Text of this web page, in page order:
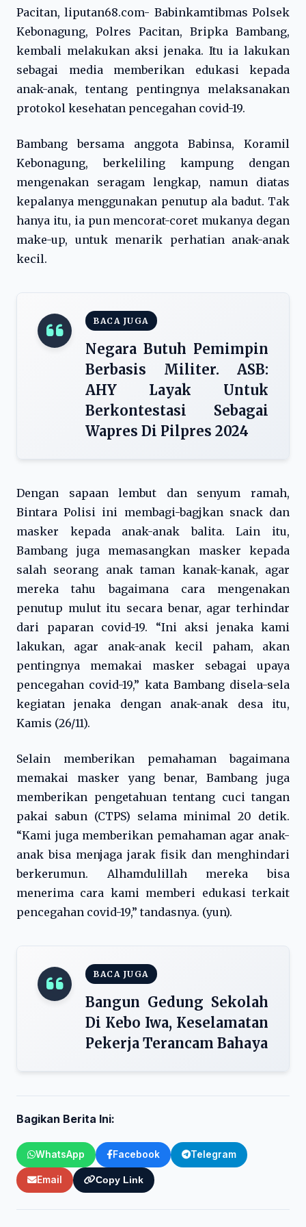
Pacitan, liputan68.com- Babinkamtibmas Polsek
Kebonagung, Polres Pacitan, Bripka Bambang,
kembali melakukan aksi jenaka. Itu ia lakukan
sebagai media memberikan edukasi kepada
anak-anak, tentang pentingnya melaksanakan
protokol kesehatan pencegahan covid-19.
Bambang bersama anggota Babinsa, Koramil
Kebonagung, berkeliling kampung dengan
mengenakan seragam lengkap, namun diatas
kepalanya menggunakan penutup ala badut. Tak
hanya itu, ia pun mencorat-coret mukanya degan
make-up, untuk menarik perhatian anak-anak
kecil.
BACA JUGA
Negara Butuh Pemimpin
Berbasis Militer. ASB:
AHY Layak Untuk
Berkontestasi Sebagai
Wapres Di Pilpres 2024
Dengan sapaan lembut dan senyum ramah,
Bintara Polisi ini membagi-bagjkan snack dan
masker kepada anak-anak balita. Lain itu,
Bambang juga memasangkan masker kepada
salah seorang anak taman kanak-kanak, agar
mereka tahu bagaimana cara mengenakan
penutup mulut itu secara benar, agar terhindar
dari paparan covid-19. “Ini aksi jenaka kami
lakukan, agar anak-anak kecil paham, akan
pentingnya memakai masker sebagai upaya
pencegahan covid-19,” kata Bambang disela-sela
kegiatan jenaka dengan anak-anak desa itu,
Kamis (26/11).
Selain memberikan pemahaman bagaimana
memakai masker yang benar, Bambang juga
memberikan pengetahuan tentang cuci tangan
pakai sabun (CTPS) selama minimal 20 detik.
“Kami juga memberikan pemahaman agar anak-
anak bisa menjaga jarak fisik dan menghindari
berkerumun. Alhamdulillah mereka bisa
menerima cara kami memberi edukasi terkait
pencegahan covid-19,” tandasnya. (yun).
BACA JUGA
Bangun Gedung Sekolah
Di Kebo Iwa, Keselamatan
Pekerja Terancam Bahaya
Bagikan Berita Ini:
WhatsApp Facebook Telegram
Email Copy Link